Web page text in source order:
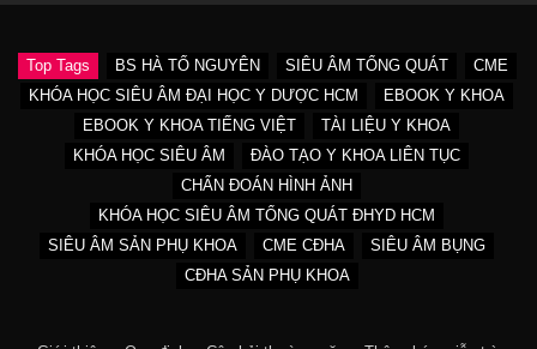
Top Tags BS HÀ TỐ NGUYÊN SIÊU ÂM TỔNG QUÁT
CME
KHÓA HỌC SIÊU ÂM ĐẠI HỌC Y DƯỢC HCM
EBOOK Y KHOA
EBOOK Y KHOA TIẾNG VIỆT
TÀI LIỆU Y KHOA
KHÓA HỌC SIÊU ÂM
ĐÀO TẠO Y KHOA LIÊN TỤC
CHẨN ĐOÁN HÌNH ẢNH
KHÓA HỌC SIÊU ÂM TỔNG QUÁT ĐHYD HCM
SIÊU ÂM SẢN PHỤ KHOA
CME CĐHA
SIÊU ÂM BỤNG
CĐHA SẢN PHỤ KHOA